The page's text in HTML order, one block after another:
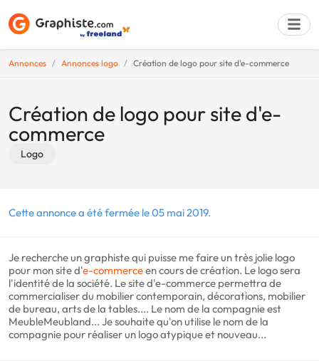
Annonces Annonces logo Création de logo pour site d'e-commerce
Création de logo pour site d'e-
commerce
Logo
Cette annonce a été fermée le 05 mai 2019.
Je recherche un graphiste qui puisse me faire un très jolie logo
pour mon site d'e-commerceen cours de création. Le logo sera
l'identité de la société. Le site d'e-commerce permettra de
commercialiser du mobilier contemporain, décorations, mobilier
de bureau, arts de la tables.... Le nom de la compagnie est
MeubleMeubland... Je souhaite qu'on utilise le nom de la
compagnie pour réaliser un logo atypique et nouveau...